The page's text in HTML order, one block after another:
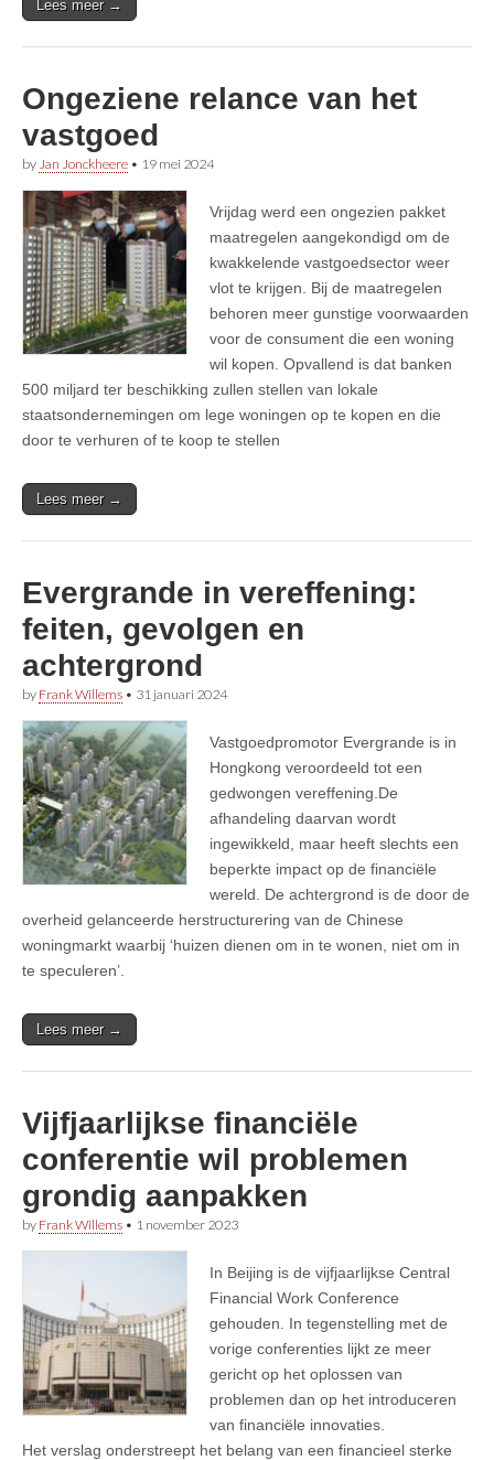
Lees meer →
Ongeziene relance van het
vastgoed
by Jan Jonckheere • 19 mei 2024
Vrijdag werd een ongezien pakket
maatregelen aangekondigd om de
kwakkelende vastgoedsector weer
vlot te krijgen. Bij de maatregelen
behoren meer gunstige voorwaarden
voor de consument die een woning
wil kopen. Opvallend is dat banken
500 miljard ter beschikking zullen stellen van lokale
staatsondernemingen om lege woningen op te kopen en die
door te verhuren of te koop te stellen
Lees meer →
Evergrande in vereffening:
feiten, gevolgen en
achtergrond
by Frank Willems • 31 januari 2024
Vastgoedpromotor Evergrande is in
Hongkong veroordeeld tot een
gedwongen vereffening.De
afhandeling daarvan wordt
ingewikkeld, maar heeft slechts een
beperkte impact op de financiële
wereld. De achtergrond is de door de
overheid gelanceerde herstructurering van de Chinese
woningmarkt waarbij ‘huizen dienen om in te wonen, niet om in
te speculeren’.
Lees meer →
Vijfjaarlijkse financiële
conferentie wil problemen
grondig aanpakken
by Frank Willems • 1 november 2023
In Beijing is de vijfjaarlijkse Central
Financial Work Conference
gehouden. In tegenstelling met de
vorige conferenties lijkt ze meer
gericht op het oplossen van
problemen dan op het introduceren
van financiële innovaties.
Het verslag onderstreept het belang van een financieel sterke